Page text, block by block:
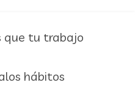
que tu trabajo
hábitos